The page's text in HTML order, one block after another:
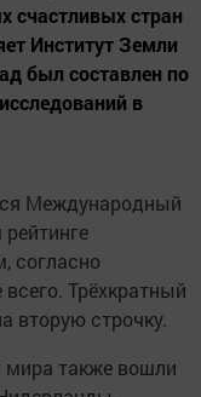
счастливых стран
Институт Земли
был составлен по
в
Международный
согласно
Трёхкратный
вторую строчку.
мира также вошли